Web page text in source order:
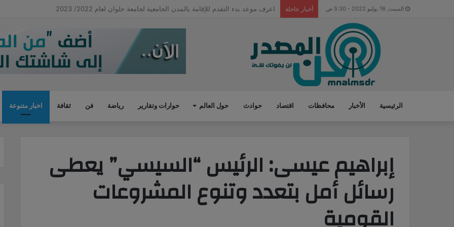
السبت, 16 يوليو 2022 - 5:30 ص أخبار عاجلة حياة كريمة ببنى سويف.. تغيير شبكة المياه وتوصيل الصرف الصحى بقرية أبو دخان
الرئيسية الأخبار محافظات اقتصاد حوادث حول العالم حوارات وتقارير رياضة فن ثقافة اخبار متنوعة
إبراهيم عيسى: الرئيس “السيسي” يعطى
رسائل أمل بتعدد وتنوع المشروعات
القومية